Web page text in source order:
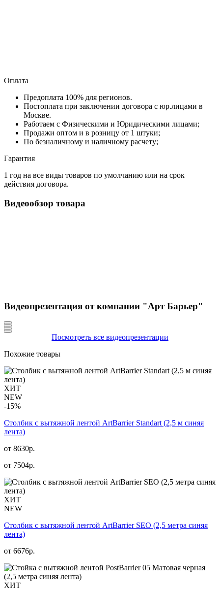
Оплата
Предоплата 100% для регионов.
Постоплата при заключении договора с юр.лицами в
Москве.
Работаем с Физическими и Юридическими лицами;
Продажи оптом и в розницу от 1 штуки;
По безналичному и наличному расчету;
Гарантия
1 год на все виды товаров по умолчанию или на срок
действия договора.
Видеообзор товара
Видеопрезентация от компании "Арт Барьер"
Посмотреть все видеопрезентации
Похожие товары
ХИТ
NEW
-15%
Столбик с вытяжной лентой ArtBarrier Standart (2,5 м синяя
лента)
от 8630р.
от 7504р.
ХИТ
NEW
Столбик с вытяжной лентой ArtBarrier SEO (2,5 метра синяя
лента)
от 6676р.
ХИТ